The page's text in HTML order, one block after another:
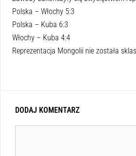
Polska – Włochy 5:3
Polska – Kuba 6:3
Włochy – Kuba 4:4
Reprezentacja Mongolii nie została
DODAJ KOMENTARZ